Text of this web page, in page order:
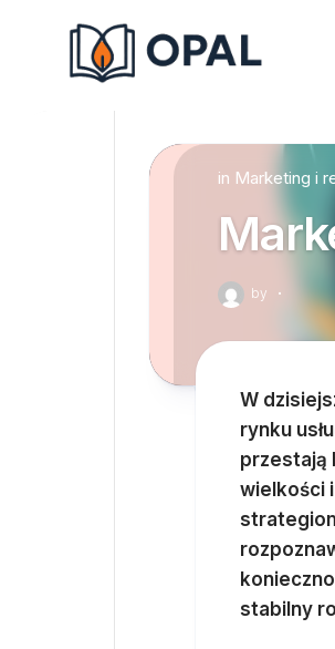
in Marketing i
by ·
W
rynku
przestają
wielkości
stabilny